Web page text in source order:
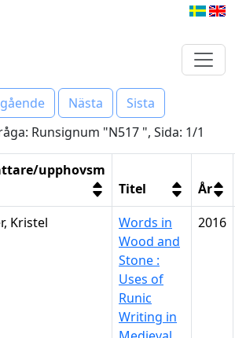
Nästa
Sista
Runsignum "N517 ", Sida: 1/1
upphovsm
Titel
År
Kristel
Words in
Wood and
Stone :
Uses of
Runic
Writing in
2016